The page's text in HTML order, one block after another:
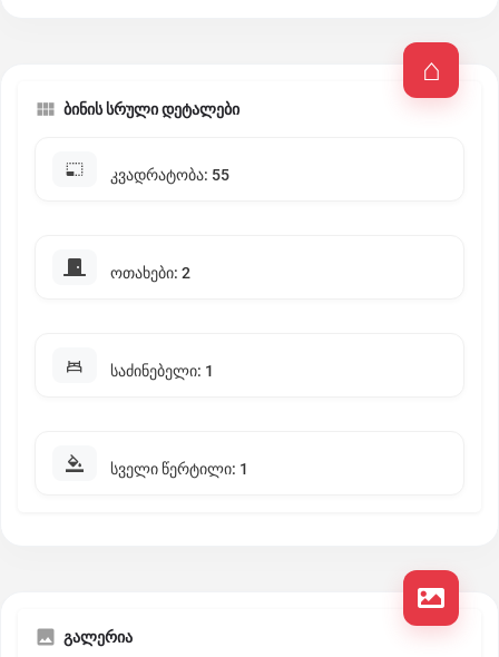
ბინის სრული დეტალები
კვადრატობა: 55
ოთახები: 2
საძინებელი: 1
სველი წერტილი: 1
გალერია